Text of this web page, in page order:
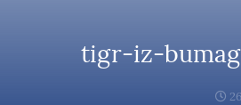
tigr-iz-